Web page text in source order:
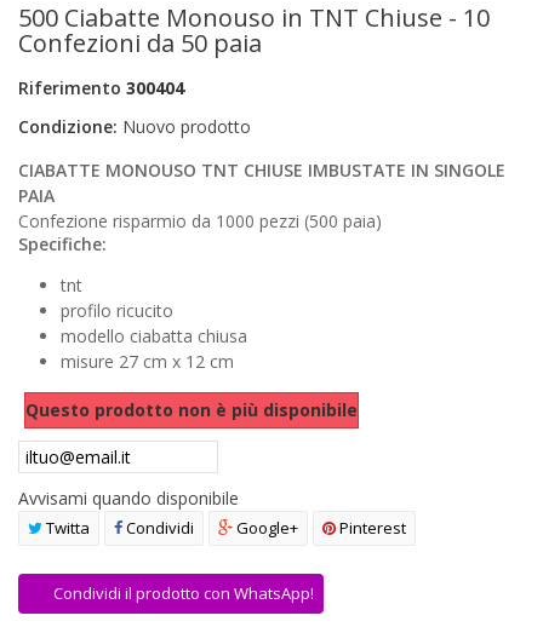
PROMOZIONI E COUPON
ARTICOLI IN OFFERTA
AREA RIVENDITORI
DICONO DI NOI
500 Ciabatte Monouso in TNT Chiuse - 10
Confezioni da 50 paia
Riferimento 300404
Condizione: Nuovo prodotto
CIABATTE MONOUSO TNT CHIUSE IMBUSTATE IN SINGOLE
PAIA
Confezione risparmio da 1000 pezzi (500 paia)
Specifiche:
tnt
profilo ricucito
modello ciabatta chiusa
misure 27 cm x 12 cm
Questo prodotto non è più disponibile
Avvisami quando disponibile
Twitta Condividi Google+ Pinterest
Condividi il prodotto con WhatsApp!